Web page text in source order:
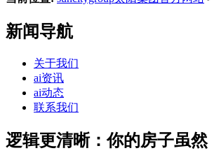
新闻导航
关于我们
ai资讯
ai动态
联系我们
逻辑更清晰：你的房子虽然